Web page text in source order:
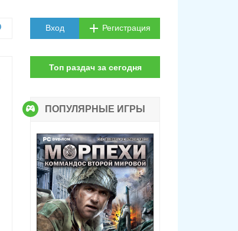
Вход Регистрация
Топ раздач за сегодня
ПОПУЛЯРНЫЕ ИГРЫ